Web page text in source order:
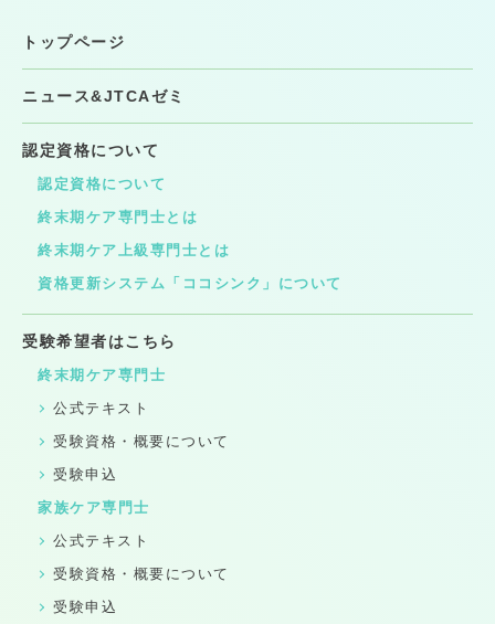
トップページ
ニュース&JTCAゼミ
認定資格について
認定資格について
終末期ケア専門士とは
終末期ケア上級専門士とは
資格更新システム「ココシンク」について
受験希望者はこちら
終末期ケア専門士
公式テキスト
受験資格・概要について
受験申込
家族ケア専門士
公式テキスト
受験資格・概要について
受験申込